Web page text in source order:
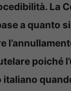
La
a quanto
poiché